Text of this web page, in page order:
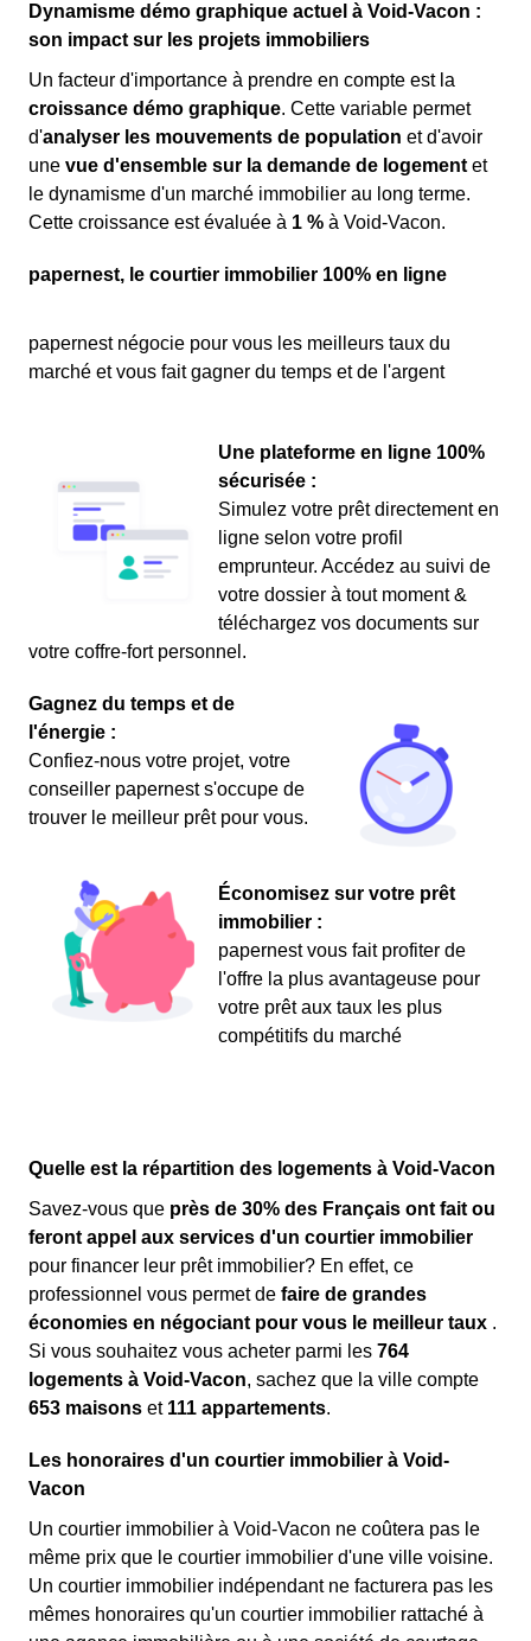
Dynamisme démo graphique actuel à Void-Vacon :
son impact sur les projets immobiliers
Un facteur d'importance à prendre en compte est la
croissance démo graphique. Cette variable permet
d'analyser les mouvements de population et d'avoir
une vue d'ensemble sur la demande de logement et
le dynamisme d'un marché immobilier au long terme.
Cette croissance est évaluée à 1 % à Void-Vacon.
papernest, le courtier immobilier 100% en ligne
papernest négocie pour vous les meilleurs taux du
marché et vous fait gagner du temps et de l'argent
Une plateforme en ligne 100%
sécurisée :
Simulez votre prêt directement en
ligne selon votre profil
emprunteur. Accédez au suivi de
votre dossier à tout moment &
téléchargez vos documents sur
votre coffre-fort personnel.
Gagnez du temps et de
l'énergie :
Confiez-nous votre projet, votre
conseiller papernest s'occupe de
trouver le meilleur prêt pour vous.
Économisez sur votre prêt
immobilier :
papernest vous fait profiter de
l'offre la plus avantageuse pour
votre prêt aux taux les plus
compétitifs du marché
Quelle est la répartition des logements à Void-Vacon
Savez-vous que près de 30% des Français ont fait ou
feront appel aux services d'un courtier immobilier
pour financer leur prêt immobilier? En effet, ce
professionnel vous permet de faire de grandes
économies en négociant pour vous le meilleur taux .
Si vous souhaitez vous acheter parmi les 764
logements à Void-Vacon, sachez que la ville compte
653 maisons et 111 appartements.
Les honoraires d'un courtier immobilier à Void-
Vacon
Un courtier immobilier à Void-Vacon ne coûtera pas le
même prix que le courtier immobilier d'une ville voisine.
Un courtier immobilier indépendant ne facturera pas les
mêmes honoraires qu'un courtier immobilier rattaché à